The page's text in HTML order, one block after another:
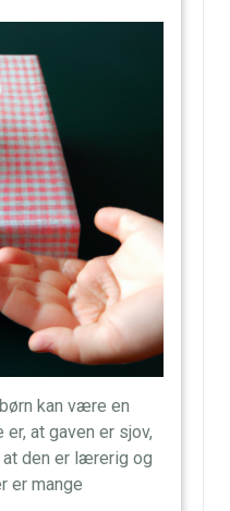
kan være en
at gaven er sjov,
den er lærerig og
er mange